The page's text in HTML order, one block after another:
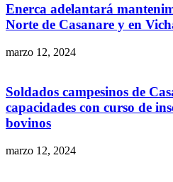
Enerca adelantará
Norte de Casanare y en
marzo 12, 2024
Soldados campesinos de
capacidades con curso de
bovinos
marzo 12, 2024